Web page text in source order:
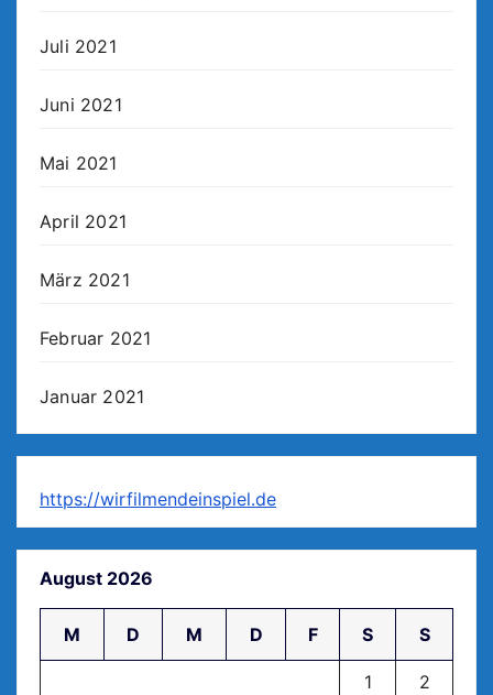
Juli 2021
Juni 2021
Mai 2021
April 2021
März 2021
Februar 2021
Januar 2021
https://wirfilmendeinspiel.de
August 2026
M D M D F S S
1
2